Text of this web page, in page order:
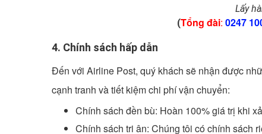
Lấy
(Tổng đài: 0247
4. Chính sách hấp dẫn
Đến với Airline Post, quý khách sẽ nhận được
cạnh tranh và tiết kiệm chi phí vận chuyển:
Chính sách đền bù: Hoàn 100% giá trị khi
Chính sách tri ân: Chúng tôi có chính sách